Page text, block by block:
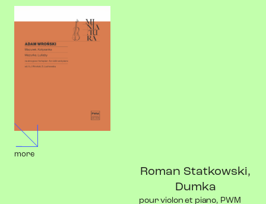
more
Roman Statkowski,
Dumka
pour violon et piano, PWM